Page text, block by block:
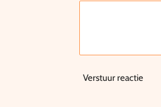
Verstuur reactie